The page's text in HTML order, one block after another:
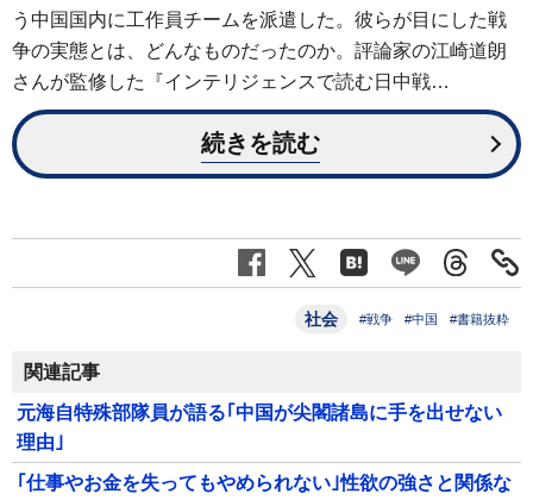
う中国国内に工作員チームを派遣した。彼らが目にした戦
争の実態とは、どんなものだったのか。評論家の江崎道朗
さんが監修した『インテリジェンスで読む日中戦…
続きを読む
社会 #戦争 #中国 #書籍抜粋
関連記事
元海自特殊部隊員が語る｢中国が尖閣諸島に手を出せない
理由｣
｢仕事やお金を失ってもやめられない｣性欲の強さと関係な